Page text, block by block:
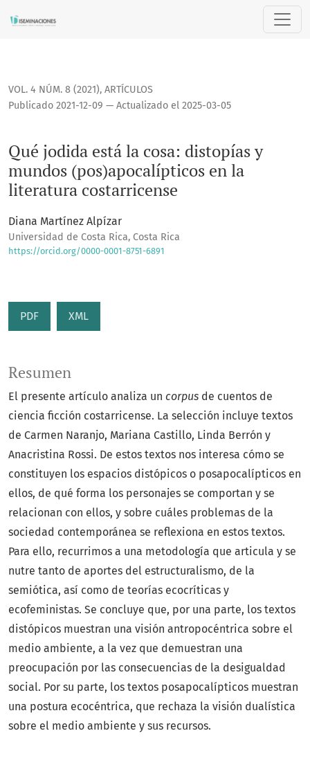
Qué jodida está la cosa: distopías y mundos
VOL. 4 NÚM. 8 (2021), ARTÍCULOS
Qué jodida está la cosa: distopías y
mundos (pos)apocalípticos en la
literatura costarricense
Publicado 2021-12-09 — Actualizado el 2025-03-05
Diana Martínez Alpízar
Universidad de Costa Rica, Costa Rica
https://orcid.org/0000-0001-8751-6891
PDF XML
Resumen
El presente artículo analiza un corpus de cuentos de
ciencia ficción costarricense. La selección incluye textos
de Carmen Naranjo, Mariana Castillo, Linda Berrón y
Anacristina Rossi. De estos textos nos interesa cómo se
constituyen los espacios distópicos o posapocalípticos en
ellos, de qué forma los personajes se comportan y se
relacionan con ellos, y sobre cuáles problemas de la
sociedad contemporánea se reflexiona en estos textos.
Para ello, recurrimos a una metodología que articula y se
nutre tanto de aportes del estructuralismo, de la
semiótica, así como de teorías ecocríticas y
ecofeministas. Se concluye que, por una parte, los textos
distópicos muestran una visión antropocéntrica sobre el
medio ambiente, a la vez que demuestran una
preocupación por las consecuencias de la desigualdad
social. Por su parte, los textos posapocalípticos muestran
una postura ecocéntrica, que rechaza la visión dualística
sobre el medio ambiente y sus recursos.